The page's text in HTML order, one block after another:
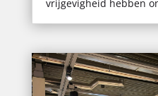
vrijgevigheid hebben